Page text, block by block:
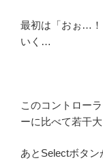
最初は「おぉ…！
いく…
このコントロー
ーに比べて若干
あとSelectボタ